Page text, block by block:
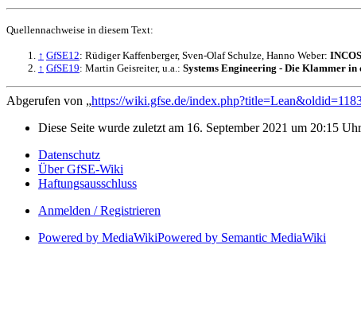
Quellennachweise in diesem Text:
↑ GfSE12: Rüdiger Kaffenberger, Sven-Olaf Schulze, Hanno Weber:
↑ GfSE19: Martin Geisreiter, u.a.: Systems Engineering - Die Klammer
Abgerufen von „https://wiki.gfse.de/
Diese Seite wurde zuletzt am 16. September 2021 um 20:15
Datenschutz
Über GfSE-Wiki
Haftungsausschluss
Anmelden / Registrieren
Powered by MediaWikiPowered by Semantic MediaWiki